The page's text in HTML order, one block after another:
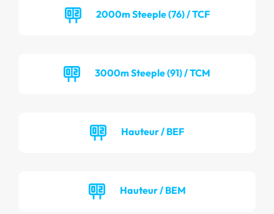
2000m Steeple (76) / TCF
3000m Steeple (91) / TCM
Hauteur / BEF
Hauteur / BEM